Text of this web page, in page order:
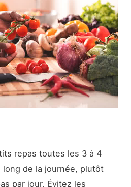
repas toutes les 3 à 4
long de la journée, plutôt
par jour. Évitez les